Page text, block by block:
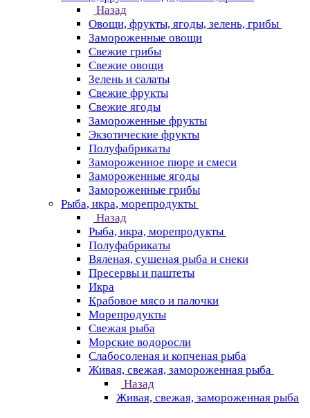
Назад
Овощи, фрукты, ягоды, зелень, грибы
Замороженные овощи
Свежие грибы
Свежие овощи
Зелень и салаты
Свежие фрукты
Свежие ягоды
Замороженные фрукты
Экзотические фрукты
Полуфабрикаты
Замороженное пюре и смеси
Замороженные ягоды
Замороженные грибы
Рыба, икра, морепродукты
Назад
Рыба, икра, морепродукты
Полуфабрикаты
Вяленая, сушеная рыба и снеки
Пресервы и паштеты
Икра
Крабовое мясо и палочки
Морепродукты
Свежая рыба
Морские водоросли
Слабосоленая и копченая рыба
Живая, свежая, замороженная рыба
Назад
Живая, свежая, замороженная рыба